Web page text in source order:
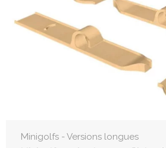
Minigolfs - Versions longues